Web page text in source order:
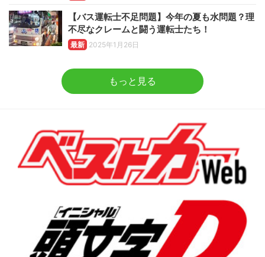
【バス運転士不足問題】今年の夏も水問題？理
不尽なクレームと闘う運転士たち！
最新 2025年1月26日
もっと見る